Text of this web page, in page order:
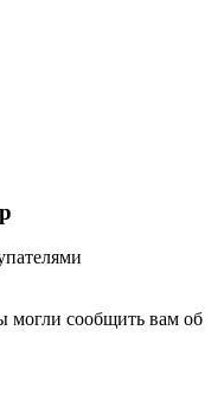
могли сообщить вам об